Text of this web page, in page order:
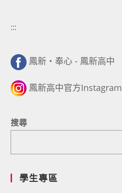
:::
鳳新・奉心 - 鳳新高中
鳳新高中官方Instagram
搜尋
學生專區